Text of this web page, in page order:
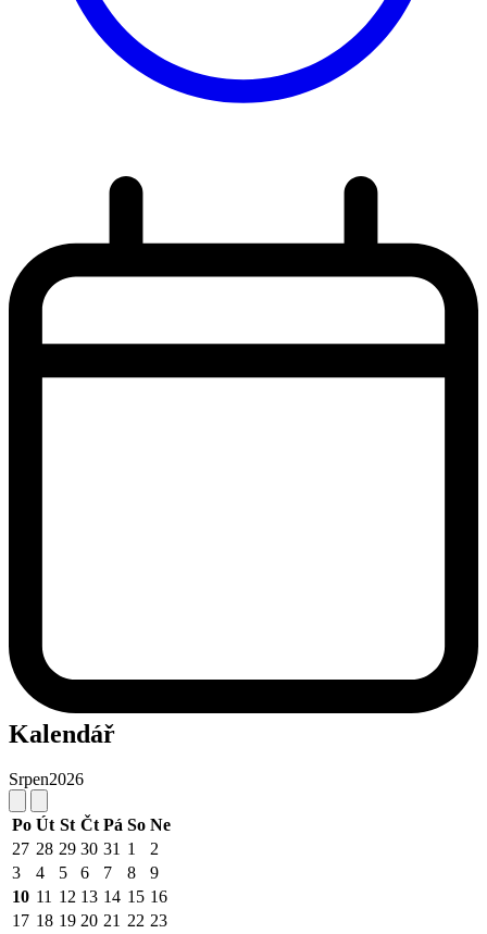
Kalendář
Srpen2026
Po Út St Čt Pá So Ne
27 28 29 30 31 1
2
3
4 5 6 7 8
9
10 11 12 13 14 15 16
17 18 19 20 21 22 23